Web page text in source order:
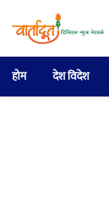
होम देश विदेश